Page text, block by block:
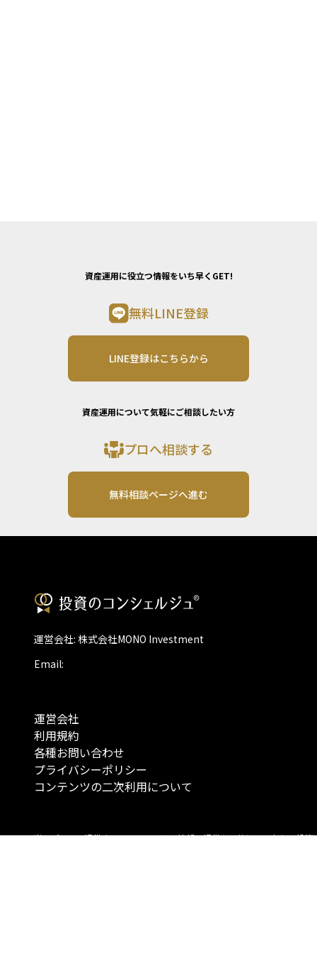
資産運用に役立つ情報をいち早くGET!
無料LINE登録
LINE登録はこちらから
資産運用について気軽にご相談したい方
プロへ相談する
無料相談ページへ進む
運営会社: 株式会社MONO Investment
Email:
運営会社
利用規約
各種お問い合わせ
プライバシーポリシー
コンテンツの二次利用について
当メディアで提供するコンテンツは、情報の提供を目的としており、投資